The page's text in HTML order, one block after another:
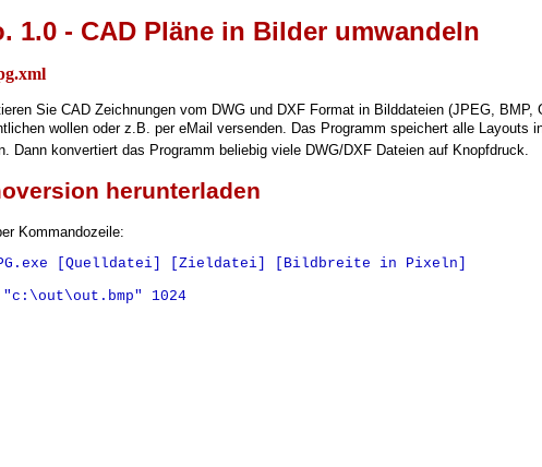
1.0 - CAD Pläne in Bilder umwandeln
Sie CAD Zeichnungen vom DWG und DXF Format in Bilddateien (JPEG,
wollen oder z.B. per eMail versenden. Das Programm speichert alle Layouts
Dann konvertiert das Programm beliebig viele DWG/DXF Dateien auf Knopfdruck.
herunterladen
Kommandozeile:
[Quelldatei] [Zieldatei] [Bildbreite in Pixeln]
1024